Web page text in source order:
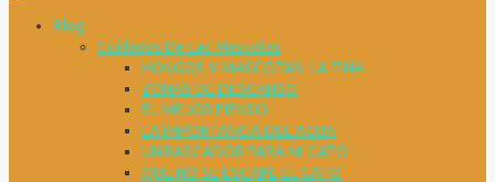
Blog
Cuidados De Las Mascotas
HONGOS Y MASCOTAS. LA TIÑA
ZONAS DE DESCANSO
EL MEJOR PIENSO
LA IMPORTANCIA DEL AGUA
UN RASCADOR PARA MI GATO
QUE NO SE ESCAPE EL GATO